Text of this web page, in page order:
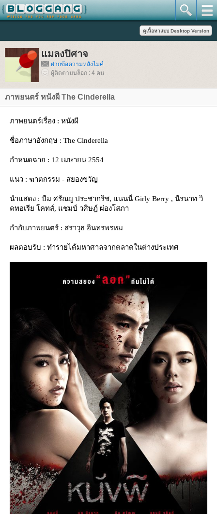
มลงปิศาจ
ฝากข้อความหลังไมค์
ผู้ติดตามบล็อก : 4 คน
ภาพยนตร์ หนังผี The Cinderella
ภาพยนตร์เรื่อง : หนังผี
ชื่อภาษาอังกฤษ : The Cinderella
กำหนดฉา : 12 เมษายน 2554
นว : ฆาตกรรม - สยองขวัญ
นำแสดง : บีม ศรัณยู ประชากริช, แนนนี่ Girly Berry , นีรนาท วิ
คทอเรีย โคทส์, แชมป์ วศิษฎ์ ผ่องโสภา
กำกับภาพยนตร์ : สราวุธ อินทรพรหม
ผลตอบรับ : ทำรายได้มหาศาลจากตลาดในต่างประเทศ